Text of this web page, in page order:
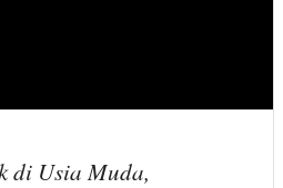
di Usia Muda,